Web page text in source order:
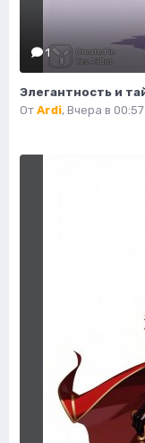
1
От Ardi, Вчера в 00:57